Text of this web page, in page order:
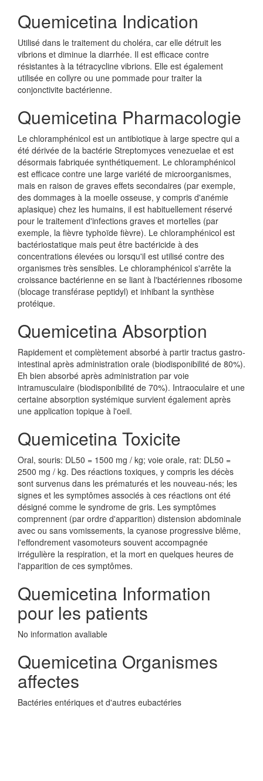
Quemicetina Indication
Utilisé dans le traitement du choléra, car elle détruit les
vibrions et diminue la diarrhée. Il est efficace contre
résistantes à la tétracycline vibrions. Elle est également
utilisée en collyre ou une pommade pour traiter la
conjonctivite bactérienne.
Quemicetina Pharmacologie
Le chloramphénicol est un antibiotique à large spectre qui a
été dérivée de la bactérie Streptomyces venezuelae et est
désormais fabriquée synthétiquement. Le chloramphénicol
est efficace contre une large variété de microorganismes,
mais en raison de graves effets secondaires (par exemple,
des dommages à la moelle osseuse, y compris d'anémie
aplasique) chez les humains, il est habituellement réservé
pour le traitement d'infections graves et mortelles (par
exemple, la fièvre typhoïde fièvre). Le chloramphénicol est
bactériostatique mais peut être bactéricide à des
concentrations élevées ou lorsqu'il est utilisé contre des
organismes très sensibles. Le chloramphénicol s'arrête la
croissance bactérienne en se liant à l'bactériennes ribosome
(blocage transférase peptidyl) et inhibant la synthèse
protéique.
Quemicetina Absorption
Rapidement et complètement absorbé à partir tractus gastro-
intestinal après administration orale (biodisponibilité de 80%).
Eh bien absorbé après administration par voie
intramusculaire (biodisponibilité de 70%). Intraoculaire et une
certaine absorption systémique survient également après
une application topique à l'oeil.
Quemicetina Toxicite
Oral, souris: DL50 = 1500 mg / kg; voie orale, rat: DL50 =
2500 mg / kg. Des réactions toxiques, y compris les décès
sont survenus dans les prématurés et les nouveau-nés; les
signes et les symptômes associés à ces réactions ont été
désigné comme le syndrome de gris. Les symptômes
comprennent (par ordre d'apparition) distension abdominale
avec ou sans vomissements, la cyanose progressive blême,
l'effondrement vasomoteurs souvent accompagnée
irrégulière la respiration, et la mort en quelques heures de
l'apparition de ces symptômes.
Quemicetina Information
pour les patients
No information avaliable
Quemicetina Organismes
affectes
Bactéries entériques et d'autres eubactéries